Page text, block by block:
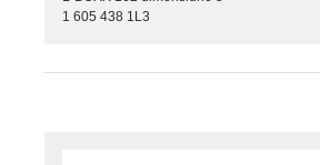
1 605 438 1L3